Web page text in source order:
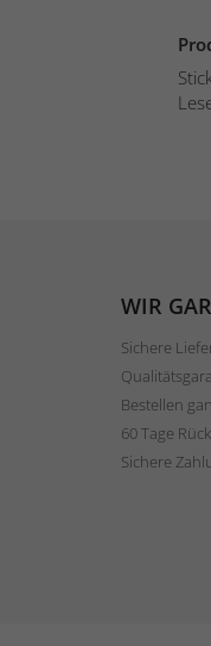
WIR
Sichere
Bestellen
60 Tage
Sichere